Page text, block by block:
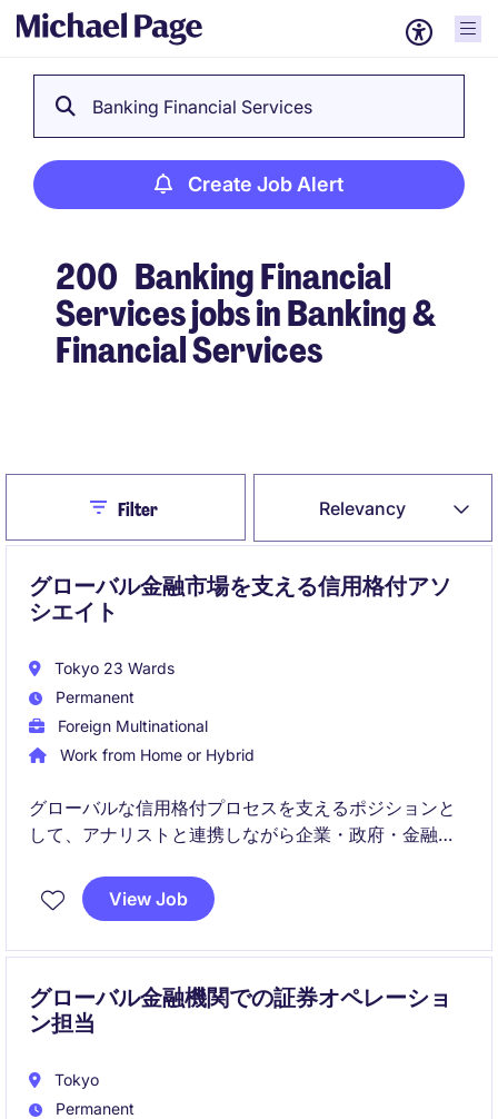
Banking Financial Services
Create Job Alert
200 Banking Financial
Services jobs in Banking &
Financial Services
Relevancy
CloseFilter
グローバル金融市場を支える信用格付アソ
シエイト
Tokyo 23 Wards
Permanent
Foreign Multinational
Work from Home or Hybrid
グローバルな信用格付プロセスを支えるポジションと
して、アナリストと連携しながら企業・政府・金融商
データ分析・レポート作成・委員会参加を通じて、資
View Job
グローバル金融機関での証券オペレーショ
ン担当
Tokyo
Permanent